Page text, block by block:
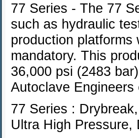
77 Series - The 77
such as hydraulic
production platforms
mandatory. This
36,000 psi (2483
Autoclave
77 Series :
Ultra High Pressure,